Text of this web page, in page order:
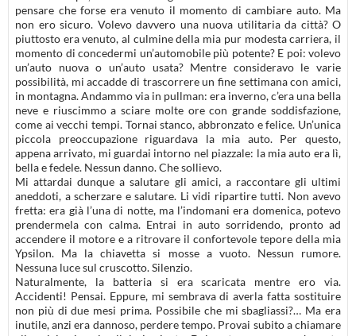
pensare che forse era venuto il momento di cambiare auto. Ma
non ero sicuro. Volevo davvero una nuova utilitaria da città? O
piuttosto era venuto, al culmine della mia pur modesta carriera, il
momento di concedermi un’automobile più potente? E poi: volevo
un’auto nuova o un’auto usata? Mentre consideravo le varie
possibilità, mi accadde di trascorrere un fine settimana con amici,
in montagna. Andammo via in pullman: era inverno, c’era una bella
neve e riuscimmo a sciare molte ore con grande soddisfazione,
come ai vecchi tempi. Tornai stanco, abbronzato e felice. Un’unica
piccola preoccupazione riguardava la mia auto. Per questo,
appena arrivato, mi guardai intorno nel piazzale: la mia auto era lì,
bella e fedele. Nessun danno. Che sollievo.
Mi attardai dunque a salutare gli amici, a raccontare gli ultimi
aneddoti, a scherzare e salutare. Li vidi ripartire tutti. Non avevo
fretta: era già l’una di notte, ma l’indomani era domenica, potevo
prendermela con calma. Entrai in auto sorridendo, pronto ad
accendere il motore e a ritrovare il confortevole tepore della mia
Ypsilon. Ma la chiavetta si mosse a vuoto. Nessun rumore.
Nessuna luce sul cruscotto. Silenzio.
Naturalmente, la batteria si era scaricata mentre ero via.
Accidenti! Pensai. Eppure, mi sembrava di averla fatta sostituire
non più di due mesi prima. Possibile che mi sbagliassi?… Ma era
inutile, anzi era dannoso, perdere tempo. Provai subito a chiamare